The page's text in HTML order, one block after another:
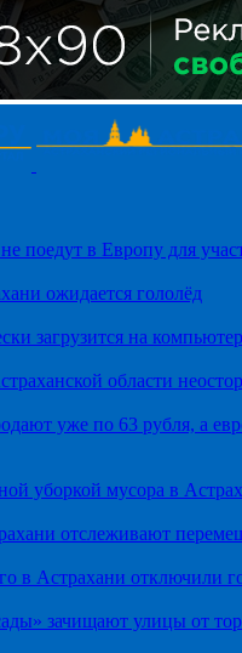
поедут в Европу для
ожидается гололёд
загрузится на
области
уже по 63 рубля, а
уборкой мусора в
отслеживают
в Астрахани отключили
зачищают улицы от